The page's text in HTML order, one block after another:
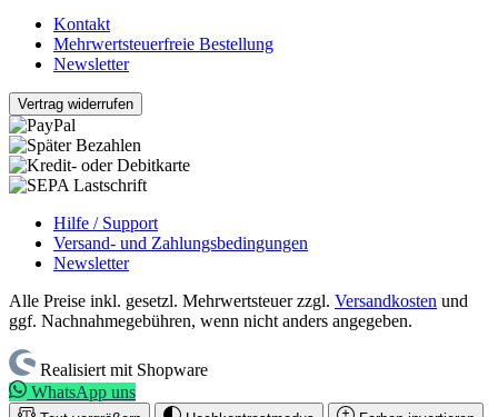
Kontakt
Mehrwertsteuerfreie Bestellung
Newsletter
Vertrag widerrufen
Hilfe / Support
Versand- und Zahlungsbedingungen
Newsletter
Alle Preise inkl. gesetzl. Mehrwertsteuer zzgl. Versandkosten und
ggf. Nachnahmegebühren, wenn nicht anders angegeben.
Realisiert mit Shopware
WhatsApp uns